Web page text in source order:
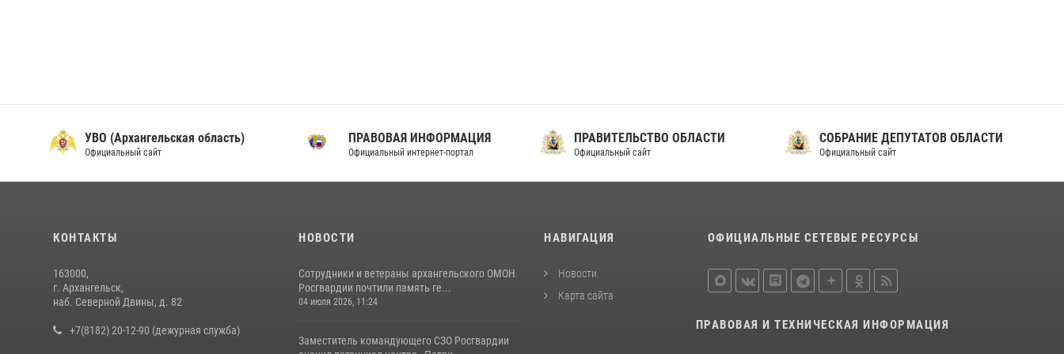
УВО (Архангельская область)
Официальный сайт
ПРАВОВАЯ ИНФОРМАЦИЯ
Официальный интернет-портал
ПРАВИТЕЛЬСТВО ОБЛАСТИ
Официальный сайт
СОБРАНИЕ ДЕПУТАТОВ ОБЛАСТИ
Официальный сайт
КОНТАКТЫ
163000,
г. Архангельск,
наб. Северной Двины, д. 82
+7(8182) 20-12-90 (дежурная служба)
НОВОСТИ
Сотрудники и ветераны архангельского ОМОН
Росгвардии почтили память ге...
04 июля 2026, 11:24
Заместитель командующего СЗО Росгвардии
НАВИГАЦИЯ
Новости
Карта сайта
ОФИЦИАЛЬНЫЕ СЕТЕВЫЕ РЕСУРСЫ
ПРАВОВАЯ И ТЕХНИЧЕСКАЯ ИНФОРМАЦИЯ